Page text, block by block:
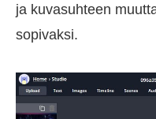
ja kuvasuhteen
sopivaksi.